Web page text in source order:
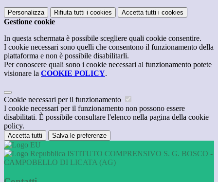
Personalizza Rifiuta tutti i cookies Accetta tutti i cookies
Gestione cookie
In questa schermata è possibile scegliere quali cookie consentire.
I cookie necessari sono quelli che consentono il funzionamento della
piattaforma e non è possibile disabilitarli.
Per conoscere quali sono i cookie necessari al funzionamento potete
visionare la COOKIE POLICY.
Cookie necessari per il funzionamento
I cookie necessari per il funzionamento non possono essere
disabilitati. È possibile consultare l'elenco nella pagina della cookie
policy.
Accetta tutti Salva le preferenze
ISTITUTO COMPRENSIVO S. G. BOSCO -
CAMPOBELLO DI LICATA (AG)